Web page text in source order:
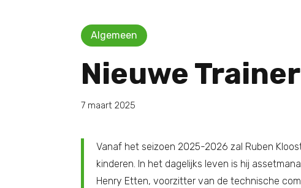
Algemeen
Nieuwe Trainer
7 maart 2025
Vanaf het seizoen 2025-2026 zal Ruben
kinderen. In het dagelijks leven is hij
Henry Etten, voorzitter van de technische